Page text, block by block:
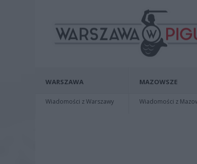
WARSZAWA
Wiadomości z Warszawy
MAZOWSZE
Wiadomości z